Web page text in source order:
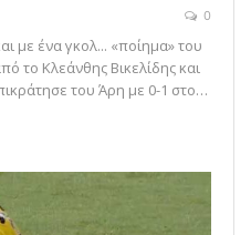
0
με ένα γκολ... «ποίημα» του
το Κλεάνθης Βικελίδης και
του Άρη με 0-1 στο…